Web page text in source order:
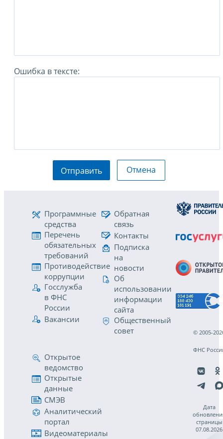
Ошибка в тексте:
Отправить Отмена
Программные
средства
Перечень
обязательных
требований
Противодействие
коррупции
Госслужба
в ФНС
России
Вакансии
Обратная
связь
Контакты
Подписка
на
новости
Об
использовании
информации
сайта
Общественный
совет
Открытое
ведомство
Открытые
данные
СМЭВ
Аналитический
портал
Видеоматериалы
© 2005-
ФНС
Дата
страницы
07.08.2026